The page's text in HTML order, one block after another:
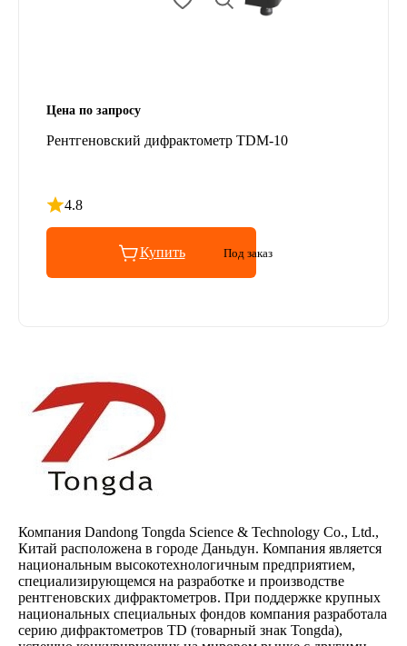
Цена по запросу
Рентгеновский дифрактометр TDM-10
4.8
Рейтинг 4.8 из 5
Купить Под заказ
Компания Dandong Tongda Science & Technology Co., Ltd.,
Китай расположена в городе Даньдун. Компания является
национальным высокотехнологичным предприятием,
специализирующемся на разработке и производстве
рентгеновских дифрактометров. При поддержке крупных
национальных специальных фондов компания разработала
серию дифрактометров TD (товарный знак Tongda),